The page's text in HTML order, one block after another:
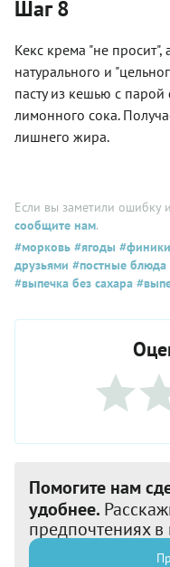
Шаг 8
Кекс крема "не просит",
натурального и
пасту из кешью с
лимонного сока.
лишнего жира.
Если вы заметили ошибку
сообщите нам.
#морковь #ягоды #финики
друзьями #постные блюда
#выпечка без сахара
Помогите нам
удобнее.
предпочтениях